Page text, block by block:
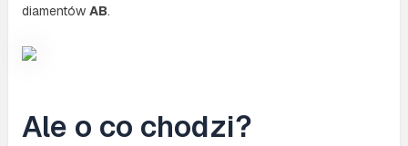
diamentów AB.
Ale o co chodzi?